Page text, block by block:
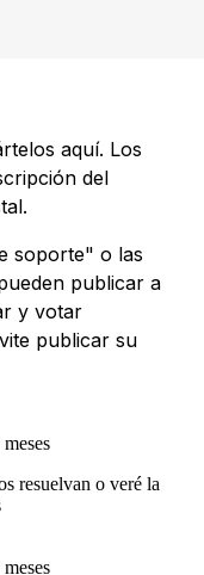
aquí. Los
del
soporte" o las
publicar a
y votar
publicar su